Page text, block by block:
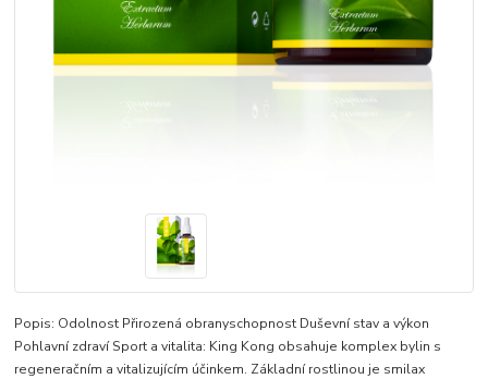
Popis: Odolnost Přirozená obranyschopnost Duševní stav a výkon
Pohlavní zdraví Sport a vitalita: King Kong obsahuje komplex bylin s
regeneračním a vitalizujícím účinkem. Základní rostlinou je smilax